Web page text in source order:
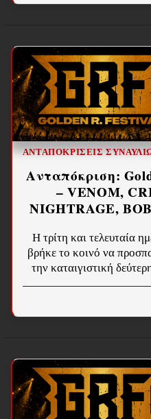
ΑΝΤΑΠΟΚΡΊΣΕΙΣ
Ανταπόκριση:
– VENOM,
NIGHTRAGE,
Η τρίτη και τελευταία
βρήκε το κοινό να
την καταιγιστική